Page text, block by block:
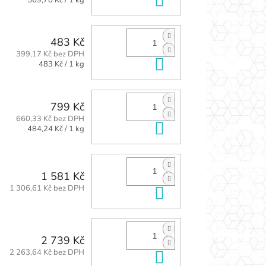
483 Kč
399,17 Kč bez DPH
Měrná
483 Kč / 1 kg
799 Kč
660,33 Kč bez DPH
Měrná
484,24 Kč / 1 kg
1 581 Kč
1 306,61 Kč bez DPH
2 739 Kč
2 263,64 Kč bez DPH